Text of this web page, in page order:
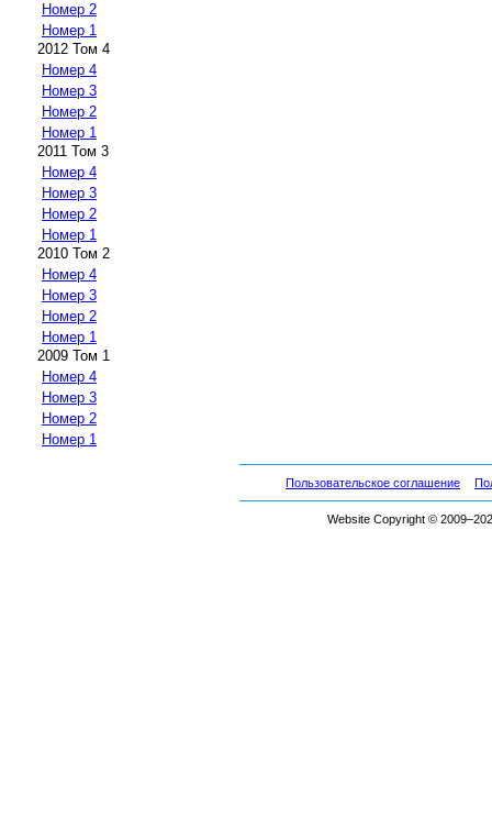
Номер 2
Номер 1
2012 Том 4
Номер 4
Номер 3
Номер 2
Номер 1
2011 Том 3
Номер 4
Номер 3
Номер 2
Номер 1
2010 Том 2
Номер 4
Номер 3
Номер 2
Номер 1
2009 Том 1
Номер 4
Номер 3
Номер 2
Номер 1
Пользовательское соглашение
Website Copyright ©